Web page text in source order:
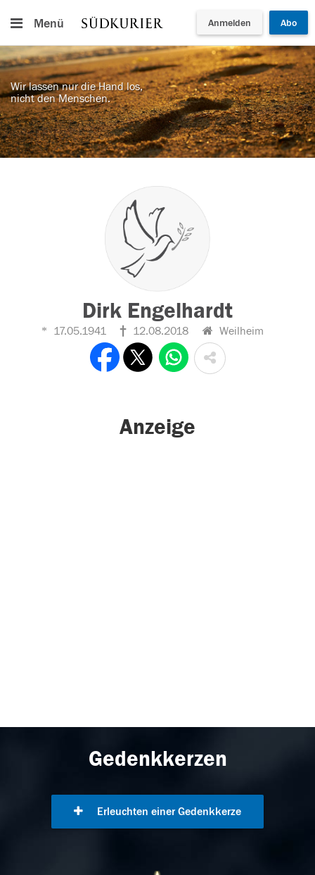
Menü Anmelden Abo
Wir lassen nur die Hand los,
nicht den Menschen.
Dirk Engelhardt
17.05.1941 12.08.2018 Weilheim
Anzeige
Gedenkkerzen
Erleuchten einer Gedenkkerze